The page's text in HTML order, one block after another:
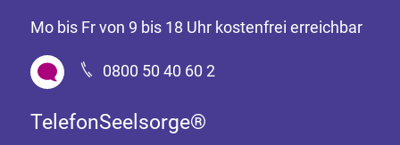
Mo bis Fr von 9 bis 18 Uhr kostenfrei erreichbar
0800 50 40 60 2
TelefonSeelsorge®